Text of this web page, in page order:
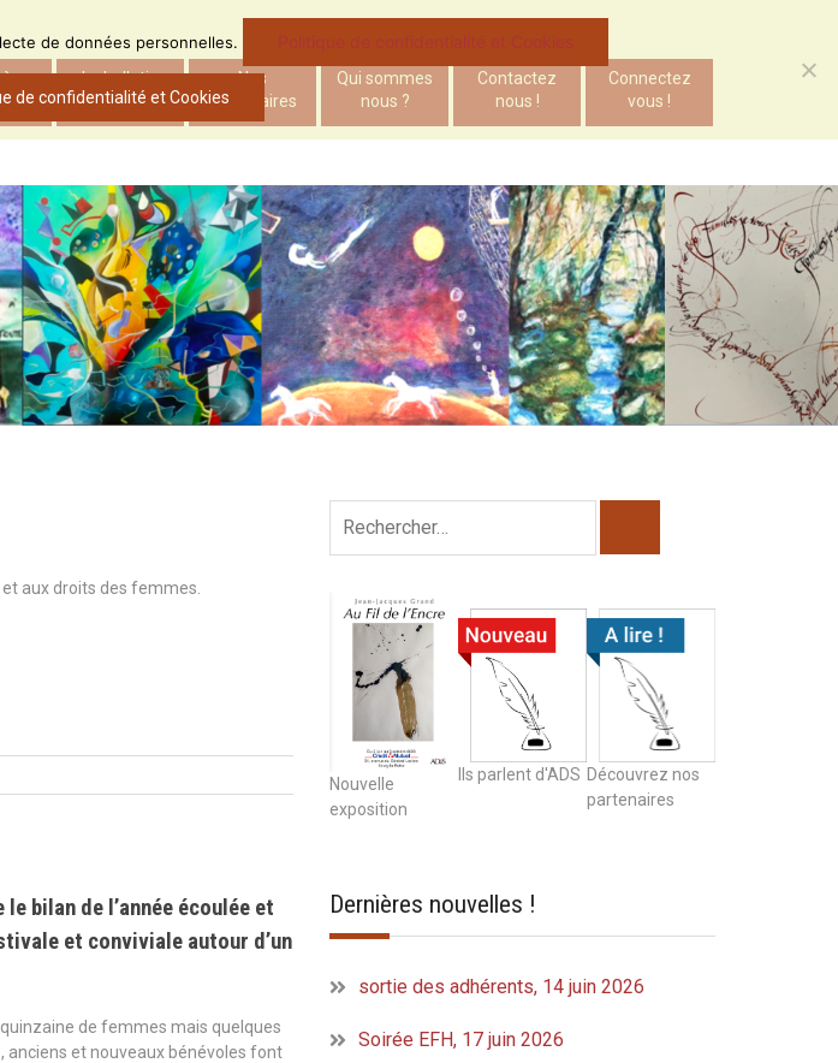
Le bulletin
d’ADS
Nos
partenaires
Qui sommes
nous ?
Contactez
nous !
Connectez
vous !
aux droits des femmes.
bilan de l’année écoulée et
et conviviale autour d’un
de femmes mais quelques
anciens et nouveaux bénévoles font
Nouvelle
exposition
Ils parlent d'ADS Découvrez nos
partenaires
Dernières nouvelles !
sortie des adhérents, 14 juin 2026
Soirée EFH, 17 juin 2026
de données personnelles. Politique de confidentialité et Cookies
de confidentialité et Cookies